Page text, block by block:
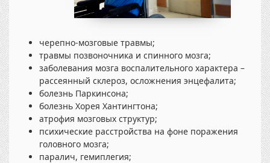
черепно-мозговые травмы;
травмы позвоночника и спинного мозга;
заболевания мозга воспалительного характера –
рассеянный склероз, осложнения энцефалита;
болезнь Паркинсона;
болезнь Хорея Хантингтона;
атрофия мозговых структур;
психические расстройства на фоне поражения
головного мозга;
паралич, гемиплегия;